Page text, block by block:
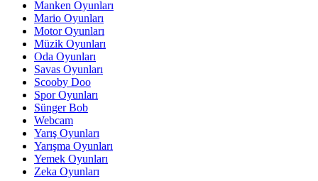
Manken Oyunları
Mario Oyunları
Motor Oyunları
Müzik Oyunları
Oda Oyunları
Savas Oyunları
Scooby Doo
Spor Oyunları
Sünger Bob
Webcam
Yarış Oyunları
Yarışma Oyunları
Yemek Oyunları
Zeka Oyunları